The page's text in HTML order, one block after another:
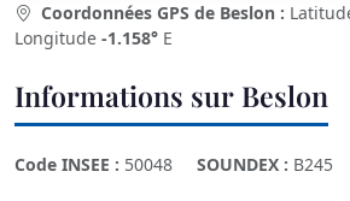
Coordonnées GPS de Beslon :
Longitude -1.158° E
Informations sur Beslon
Code INSEE : 50048 SOUNDEX : B245